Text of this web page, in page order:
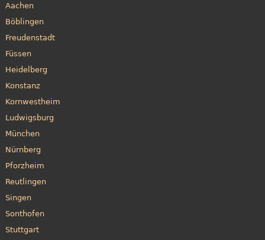
Aachen
Böblingen
Freudenstadt
Füssen
Heidelberg
Konstanz
Kornwestheim
Ludwigsburg
München
Nürnberg
Pforzheim
Reutlingen
Singen
Sonthofen
Stuttgart